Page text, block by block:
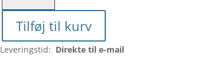
antal
Tilføj til kurv
Leveringstid: Direkte til e-mail